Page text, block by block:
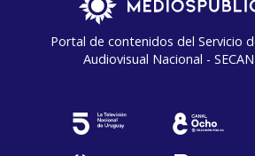
Portal de contenidos del Servicio
Audiovisual Nacional -